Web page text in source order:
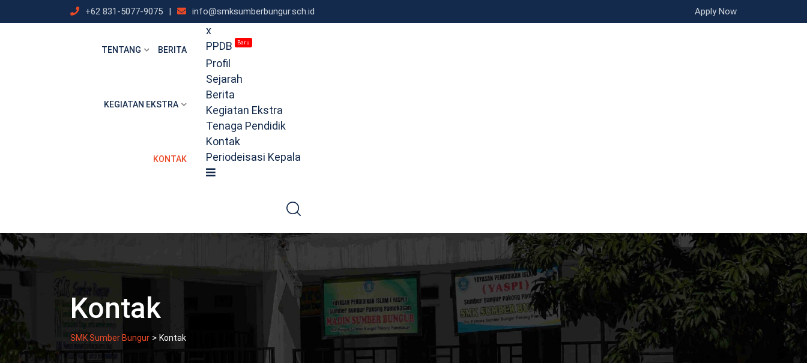
to
+62 831-5077-9075 | info@smksumberbungur.sch.id Apply Now
x
PPDB
Baru
Profil
Sejarah
Berita
Kegiatan Ekstra
Tenaga Pendidik
Kontak
Periodeisasi Kepala
TENTANG BERITA
KEGIATAN EKSTRA
KONTAK
Kontak
SMK Sumber Bungur > Kontak